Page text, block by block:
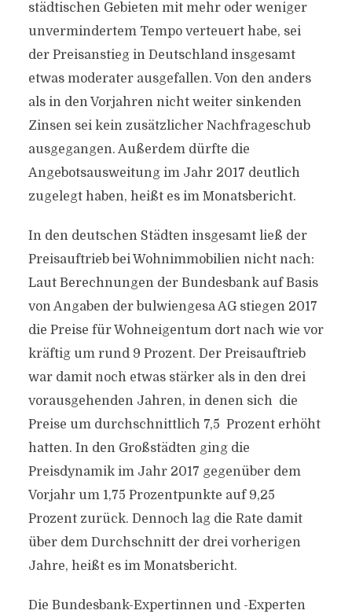
städtischen Gebieten mit mehr oder weniger
unvermindertem Tempo verteuert habe, sei
der Preisanstieg in Deutschland insgesamt
etwas moderater ausgefallen. Von den anders
als in den Vorjahren nicht weiter sinkenden
Zinsen sei kein zusätzlicher Nachfrageschub
ausgegangen. Außerdem dürfte die
Angebotsausweitung im Jahr 2017 deutlich
zugelegt haben, heißt es im Monatsbericht.
In den deutschen Städten insgesamt ließ der
Preisauftrieb bei Wohnimmobilien nicht nach:
Laut Berechnungen der Bundesbank auf Basis
von Angaben der bulwiengesa AG stiegen 2017
die Preise für Wohneigentum dort nach wie vor
kräftig um rund 9 Prozent. Der Preisauftrieb
war damit noch etwas stärker als in den drei
vorausgehenden Jahren, in denen sich die
Preise um durchschnittlich 7,5 Prozent erhöht
hatten. In den Großstädten ging die
Preisdynamik im Jahr 2017 gegenüber dem
Vorjahr um 1,75 Prozentpunkte auf 9,25
Prozent zurück. Dennoch lag die Rate damit
über dem Durchschnitt der drei vorherigen
Jahre, heißt es im Monatsbericht.
Die Bundesbank-Expertinnen und -Experten